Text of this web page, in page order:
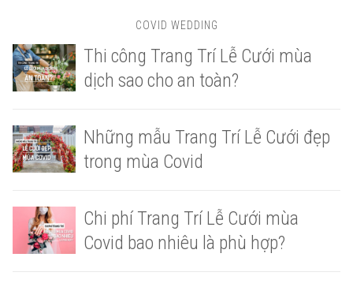
COVID WEDDING
Thi công Trang Trí Lễ Cưới mùa
dịch sao cho an toàn?
Những mẫu Trang Trí Lễ Cưới đẹp
trong mùa Covid
Chi phí Trang Trí Lễ Cưới mùa
Covid bao nhiêu là phù hợp?